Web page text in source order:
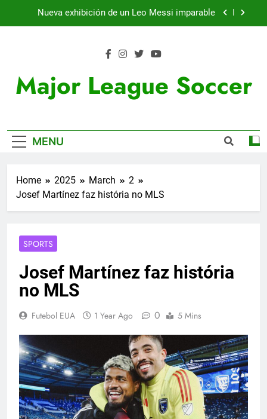
Nueva exhibición de un Leo Messi imparable
Victoria de Chicago Fire: así fue el partido de
Major League Soccer
MENU
Home 2025 March
2
Josef Martínez faz história no MLS
SPORTS
Josef Martínez faz história
no MLS
Futebol EUA 1 Year Ago 0 5 Mins